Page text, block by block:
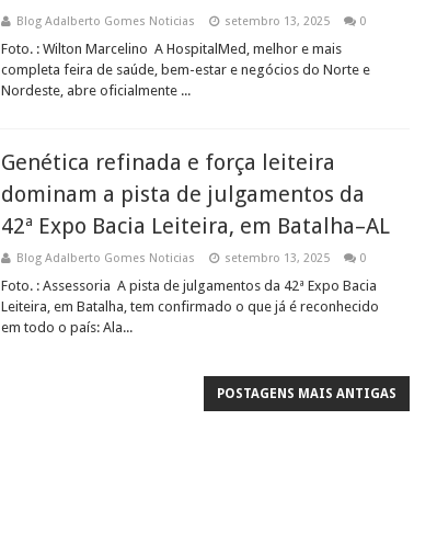
Blog Adalberto Gomes Noticias setembro 13, 2025 0
Foto. : Wilton Marcelino A HospitalMed, melhor e mais
completa feira de saúde, bem-estar e negócios do Norte e
Nordeste, abre oficialmente ...
Genética refinada e força leiteira
dominam a pista de julgamentos da
42ª Expo Bacia Leiteira, em Batalha–AL
Blog Adalberto Gomes Noticias setembro 13, 2025 0
Foto. : Assessoria A pista de julgamentos da 42ª Expo Bacia
Leiteira, em Batalha, tem confirmado o que já é reconhecido
em todo o país: Ala...
POSTAGENS MAIS ANTIGAS